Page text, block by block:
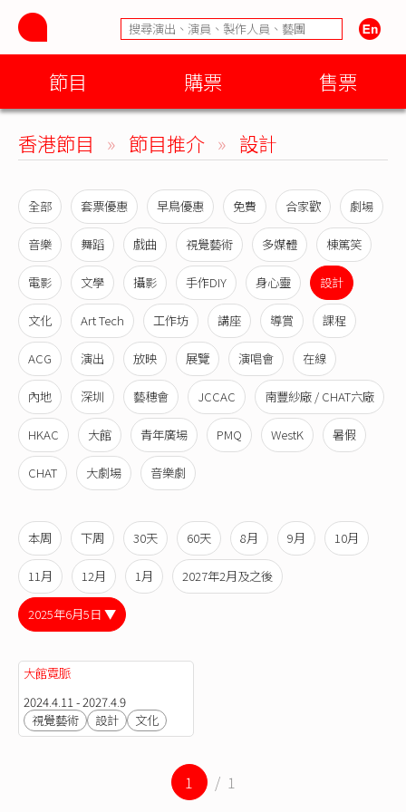
節目 購票 售票
香港節目 » 節目推介 » 設計
全部 套票優惠 早鳥優惠 免費 合家歡 劇場
音樂 舞蹈 戲曲 視覺藝術 多媒體 棟篤笑
電影 文學 攝影 手作DIY 身心靈 設計
文化 Art Tech 工作坊 講座 導賞 課程
ACG 演出 放映 展覽 演唱會 在線
內地 深圳 藝穗會 JCCAC 南豐紗廠 / CHAT六廠
HKAC 大館 青年廣場 PMQ WestK 暑假
CHAT 大劇場 音樂劇
本周 下周 30天 60天 8月 9月 10月
11月 12月 1月 2027年2月及之後
2025年6月5日 ▼
大館霓脈
2024.4.11 - 2027.4.9
視覺藝術
設計 文化
1 / 1